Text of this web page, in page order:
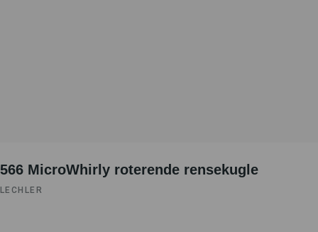
566 MicroWhirly roterende rensekugle
LECHLER